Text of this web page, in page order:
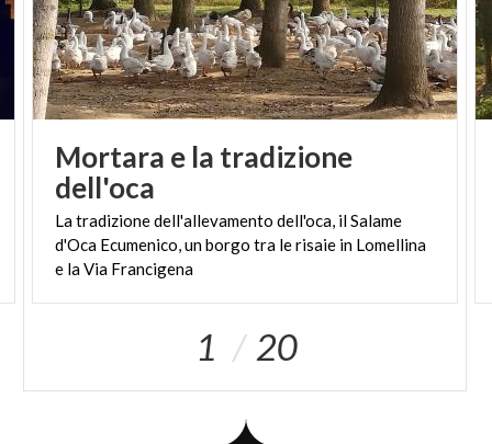
Mortara e la tradizione
dell'oca
La tradizione dell'allevamento dell'oca, il Salame
d'Oca Ecumenico, un borgo tra le risaie in Lomellina
e la Via Francigena
1 20